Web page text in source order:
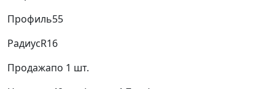
Профиль55
РадиусR16
Продажапо 1 шт.